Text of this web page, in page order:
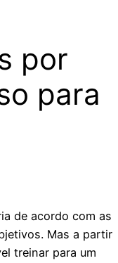
por
para
de acordo com as
Mas a partir
treinar para um